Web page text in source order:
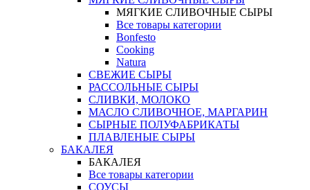
МЯГКИЕ СЛИВОЧНЫЕ СЫРЫ
Все товары категории
Bonfesto
Cooking
Natura
СВЕЖИЕ СЫРЫ
РАССОЛЬНЫЕ СЫРЫ
СЛИВКИ, МОЛОКО
МАСЛО СЛИВОЧНОЕ, МАРГАРИН
СЫРНЫЕ ПОЛУФАБРИКАТЫ
ПЛАВЛЕНЫЕ СЫРЫ
БАКАЛЕЯ
БАКАЛЕЯ
Все товары категории
СОУСЫ